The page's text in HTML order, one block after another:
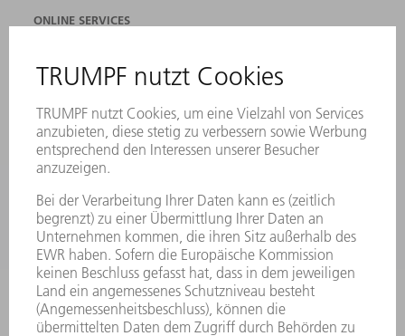
ONLINE SERVICES
STANDORTE
NEWSLETTER-ANMELDUNG
MYTRUMPF
SICHERHEITSDATENBLÄTTER
PRODUKTE
LASER
LEISTUNGSELEKTRONIK
ELEKTROWERKZEUGE
SMART FACTORY
SOFTWARE
SERVICES
ANWENDUNGEN
BRANCHEN